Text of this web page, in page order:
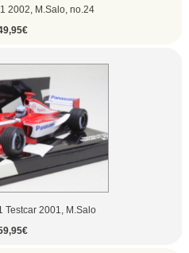
2002, M.Salo, no.24
Testcar 2001, M.Salo